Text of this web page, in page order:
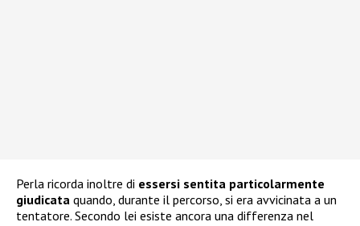
Perla ricorda inoltre di essersi sentita particolarmente
giudicata quando, durante il percorso, si era avvicinata a un
tentatore. Secondo lei esiste ancora una differenza nel